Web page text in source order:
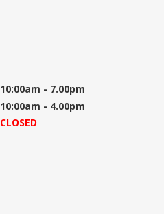
10:00am - 7.00pm
10:00am - 4.00pm
CLOSED